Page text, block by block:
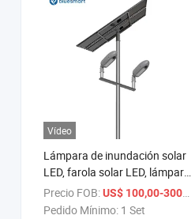
Vídeo
Lámpara de inundación solar
LED, farola solar LED, lámpara
de inundación LED CCTV
100W luz de inundación solar
Precio FOB:US$ 100,00-300,00
Pedido Mínimo: 1 Set